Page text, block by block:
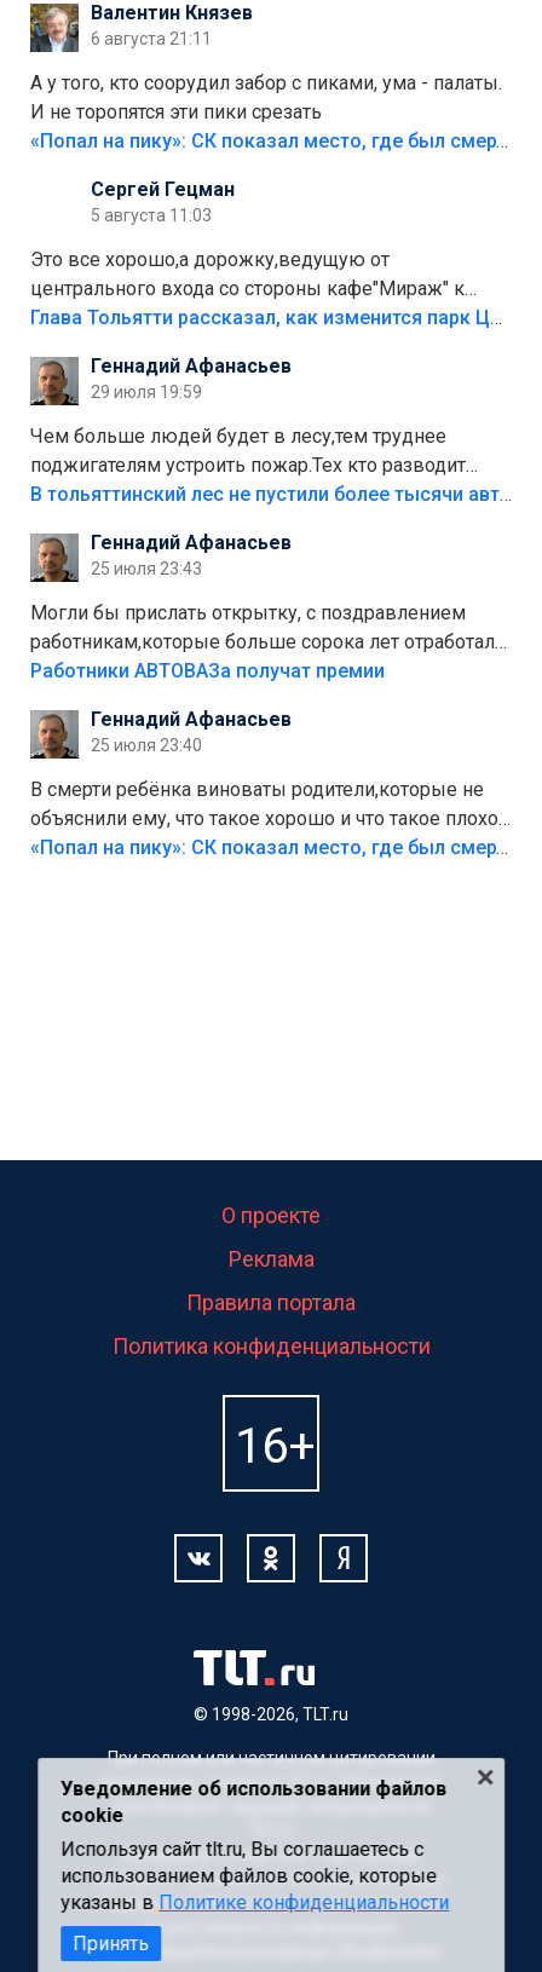
Валентин Князев
6 августа 21:11
А у того, кто соорудил забор с пиками, ума - палаты.
И не торопятся эти пики срезать
«Попал на пику»: СК показал место, где был смертельно травмирован ребенок в Тольятти
Сергей Гецман
5 августа 11:03
Это все хорошо,а дорожку,ведущую от
центрального входа со стороны кафе"Мираж" к
аттракционам слабо доделать?А то бордюры
лежала в парке и испортилась.Да еще,видимо,часть
украли.
Глава Тольятти рассказал, как изменится парк Центрального района
Геннадий Афанасьев
29 июля 19:59
Чем больше людей будет в лесу,тем труднее
поджигателям устроить пожар.Тех кто разводит
костры,тех надо безбожно штрафовать.Камер полно
Штрафы мизерные.
В тольяттинский лес не пустили более тысячи автомобилей
Геннадий Афанасьев
25 июля 23:43
Могли бы прислать открытку, с поздравлением
работникам,которые больше сорока лет отработали
на предприятии.
Работники АВТОВАЗа получат премии
Геннадий Афанасьев
25 июля 23:40
В смерти ребёнка виноваты родители,которые не
объяснили ему, что такое хорошо и что такое плохо!
Лезть через такой забор,верх безумия,есть же
«Попал на пику»: СК показал место, где был смертельно травмирован ребенок в Тольятти
© 1998-2026, TLT.ru
О проекте
Реклама
Правила портала
Политика конфиденциальности
При полном или частичном цитировании
материалов, ссылка на TLT.ru обязательна.
Для Интернет-изданий гиперссылка на
Материалы с пометкой "Партнерский
материал" публикуются на правах рекламы.
Редакция сайта не несет ответственности
за достоверность информации,
содержащейся в рекламных объявлениях
Уведомление об использовании файлов
cookie
Используя сайт tlt.ru, Вы соглашаетесь с
использованием файлов cookie, которые
указаны в Политике конфиденциальности
Принять